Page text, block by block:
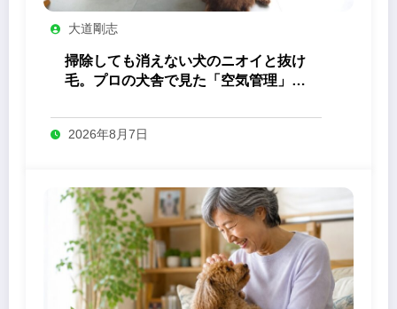
大道剛志
掃除しても消えない犬のニオイと抜け
毛。プロの犬舎で見た「空気管理」の
2026年8月7日